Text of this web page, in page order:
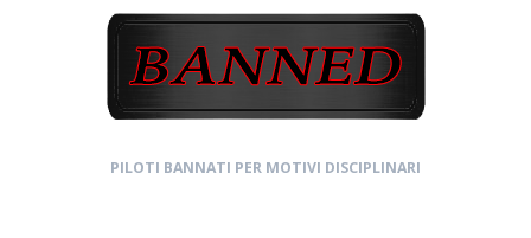
PILOTI BANNATI PER MOTIVI DISCIPLINARI